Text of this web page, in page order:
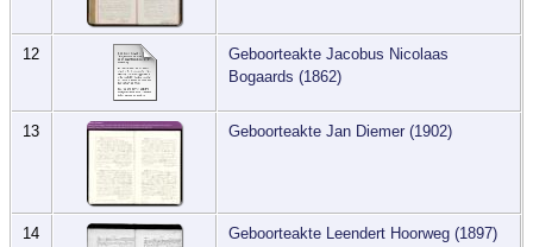
12
Geboorteakte Jacobus Nicolaas
Bogaards (1862)
13 Geboorteakte Jan Diemer (1902)
14 Geboorteakte Leendert Hoorweg (1897)